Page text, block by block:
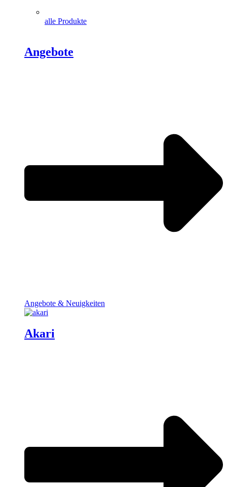
alle Produkte
Angebote
Angebote & Neuigkeiten
Akari